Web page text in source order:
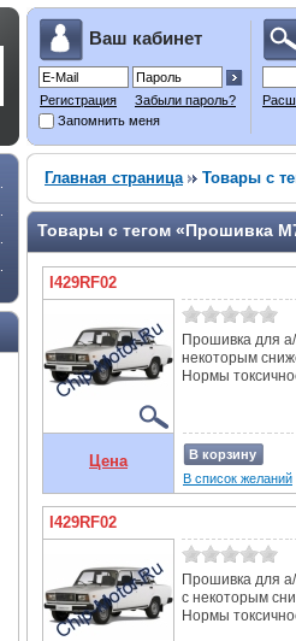
Ваш кабинет
Регистрация
Забыли пароль?
Запомнить меня
Главная страница Товары с
Товары с тегом «Прошивка
I429RF02
Прошивка для
некоторым
Нормы
Цена
В корзину
В список желаний
I429RF02
Прошивка для
с некоторым
Нормы